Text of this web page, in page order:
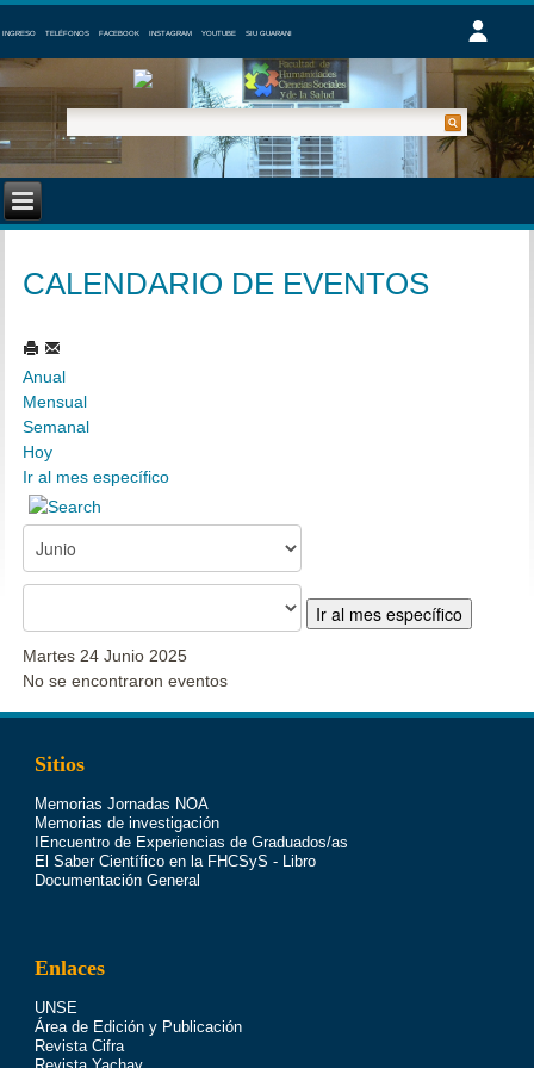
INGRESO TELÉFONOS FACEBOOK INSTAGRAM YOUTUBE SIU GUARANI
CALENDARIO DE EVENTOS
Anual
Mensual
Semanal
Hoy
Ir al mes específico
Ir al mes específico
Martes 24 Junio 2025
No se encontraron eventos
Sitios
Memorias Jornadas NOA
Memorias de investigación
IEncuentro de Experiencias de Graduados/as
El Saber Científico en la FHCSyS - Libro
Documentación General
Enlaces
UNSE
Área de Edición y Publicación
Revista Cifra